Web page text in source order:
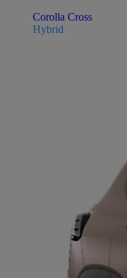
Corolla Cross
Hybrid